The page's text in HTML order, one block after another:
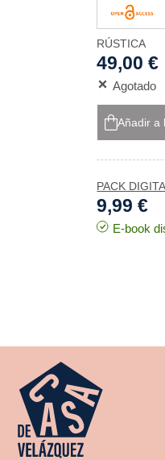
RÚSTICA
49,00 €
Agotado
Añadir a
PACK
9,99 €
E-book